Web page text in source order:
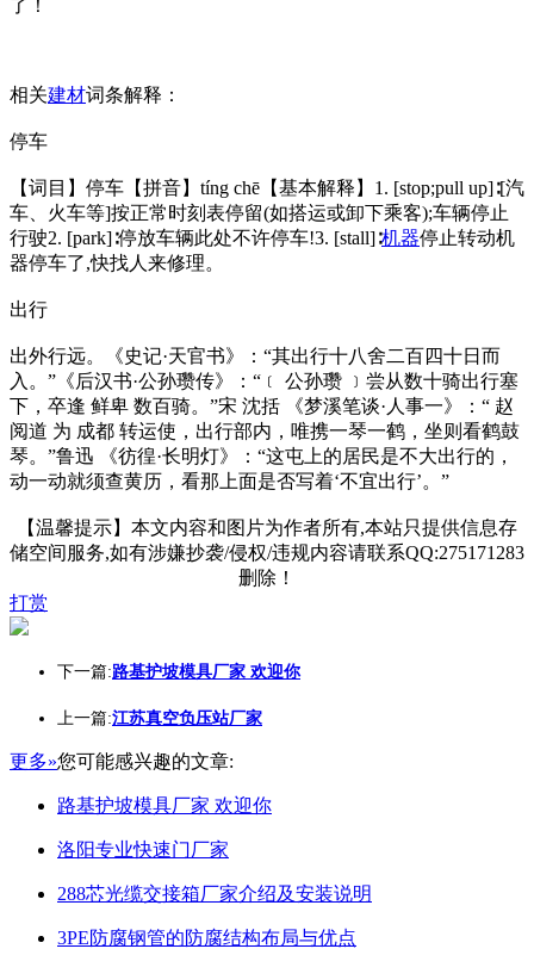
了！
相关建材词条解释：
停车
【词目】停车【拼音】tíng chē【基本解释】1. [stop;pull up]∶[汽
车、火车等]按正常时刻表停留(如搭运或卸下乘客);车辆停止
行驶2. [park]∶停放车辆此处不许停车!3. [stall]∶机器停止转动机
器停车了,快找人来修理。
出行
出外行远。《史记·天官书》：“其出行十八舍二百四十日而
入。”《后汉书·公孙瓒传》：“﹝ 公孙瓒 ﹞尝从数十骑出行塞
下，卒逢 鲜卑 数百骑。”宋 沈括 《梦溪笔谈·人事一》：“ 赵
阅道 为 成都 转运使，出行部内，唯携一琴一鹤，坐则看鹤鼓
琴。”鲁迅 《彷徨·长明灯》：“这屯上的居民是不大出行的，
动一动就须查黄历，看那上面是否写着‘不宜出行’。”
【温馨提示】本文内容和图片为作者所有,本站只提供信息存
储空间服务,如有涉嫌抄袭/侵权/违规内容请联系QQ:275171283
删除！
打赏
下一篇:路基护坡模具厂家 欢迎你
上一篇:江苏真空负压站厂家
更多»您可能感兴趣的文章:
路基护坡模具厂家 欢迎你
洛阳专业快速门厂家
288芯光缆交接箱厂家介绍及安装说明
3PE防腐钢管的防腐结构布局与优点